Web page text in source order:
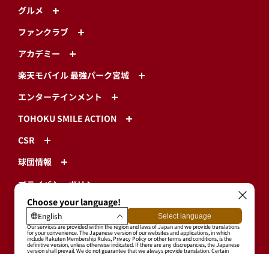
利用規約
特定商取引に基づく表示
ログイン・有料会員登録
ユーザープロフィール